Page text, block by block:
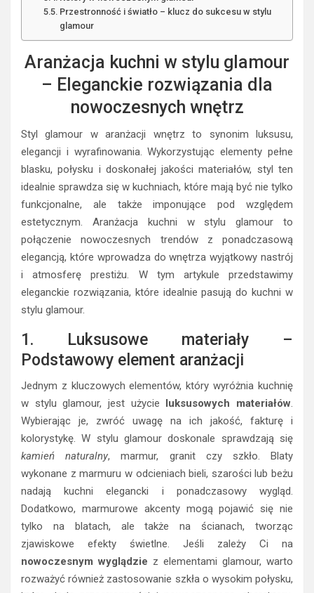
Przestronność i światło – klucz do sukcesu w stylu
glamour
Aranżacja kuchni w stylu glamour
– Eleganckie rozwiązania dla
nowoczesnych wnętrz
Styl glamour w aranżacji wnętrz to synonim luksusu,
elegancji i wyrafinowania. Wykorzystując elementy pełne
blasku, połysku i doskonałej jakości materiałów, styl ten
idealnie sprawdza się w kuchniach, które mają być nie tylko
funkcjonalne, ale także imponujące pod względem
estetycznym. Aranżacja kuchni w stylu glamour to
połączenie nowoczesnych trendów z ponadczasową
elegancją, które wprowadza do wnętrza wyjątkowy nastrój
i atmosferę prestiżu. W tym artykule przedstawimy
eleganckie rozwiązania, które idealnie pasują do kuchni w
stylu glamour.
1. Luksusowe materiały –
Podstawowy element aranżacji
Jednym z kluczowych elementów, który wyróżnia kuchnię
w stylu glamour, jest użycie luksusowych materiałów.
Wybierając je, zwróć uwagę na ich jakość, fakturę i
kolorystykę. W stylu glamour doskonale sprawdzają się
kamień naturalny, marmur, granit czy szkło. Blaty
wykonane z marmuru w odcieniach bieli, szarości lub beżu
nadają kuchni elegancki i ponadczasowy wygląd.
Dodatkowo, marmurowe akcenty mogą pojawić się nie
tylko na blatach, ale także na ścianach, tworząc
zjawiskowe efekty świetlne. Jeśli zależy Ci na
nowoczesnym wyglądzie z elementami glamour, warto
rozważyć również zastosowanie szkła o wysokim połysku,